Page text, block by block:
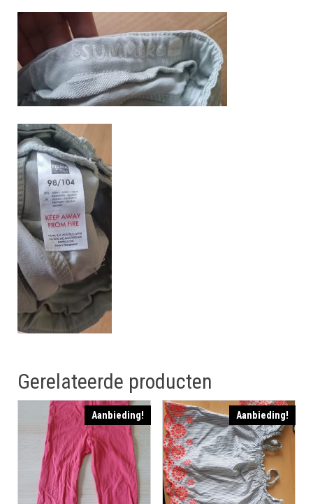
Gerelateerde producten
Aanbieding! Aanbieding!